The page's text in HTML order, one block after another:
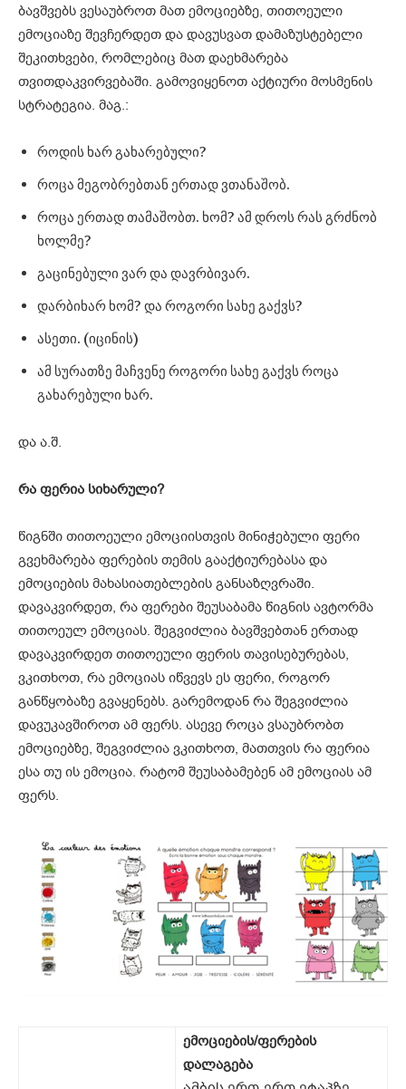
ბავშვებს ვესაუბროთ მათ ემოციებზე, თითოეული
ემოციაზე შევჩერდეთ და დავუსვათ დამაზუსტებელი
შეკითხვები, რომლებიც მათ დაეხმარება
თვითდაკვირვებაში. გამოვიყენოთ აქტიური მოსმენის
სტრატეგია. მაგ.:
როდის ხარ გახარებული?
როცა მეგობრებთან ერთად ვთანაშობ.
როცა ერთად თამაშობთ. ხომ? ამ დროს რას გრძნობ
ხოლმე?
გაცინებული ვარ და დავრბივარ.
დარბიხარ ხომ? და როგორი სახე გაქვს?
ასეთი. (იცინის)
ამ სურათზე მაჩვენე როგორი სახე გაქვს როცა
გახარებული ხარ.
და ა.შ.
რა ფერია სიხარული?
წიგნში თითოეული ემოციისთვის მინიჭებული ფერი
გვეხმარება ფერების თემის გააქტიურებასა და
ემოციების მახასიათებლების განსაზღვრაში.
დავაკვირდეთ, რა ფერები შეუსაბამა წიგნის ავტორმა
თითოეულ ემოციას. შეგვიძლია ბავშვებთან ერთად
დავაკვირდეთ თითოეული ფერის თავისებურებას,
ვკითხოთ, რა ემოციას იწვევს ეს ფერი, როგორ
განწყობაზე გვაყენებს. გარემოდან რა შეგვიძლია
დავუკავშიროთ ამ ფერს. ასევე როცა ვსაუბრობთ
ემოციებზე, შეგვიძლია ვკითხოთ, მათთვის რა ფერია
ესა თუ ის ემოცია. რატომ შეუსაბამებენ ამ ემოციას ამ
ფერს.
ემოციების/ფერების
დალაგება